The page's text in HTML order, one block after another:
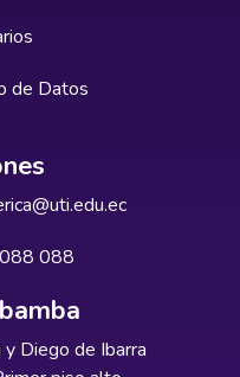
de Datos
088
Diego de Ibarra